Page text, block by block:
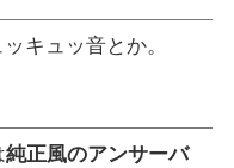
キュッ音とか。
純正風のアンサーバ